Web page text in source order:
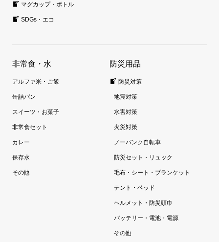
マグカップ・ボトル
SDGs・エコ
非常食・水
アルファ米・ご飯
缶詰パン
スイーツ・お菓子
非常食セット
カレー
保存水
その他
防災用品
防災対策
地震対策
水害対策
火災対策
ノーパンク自転車
防災セット・リュック
毛布・シート・ブランケット
テント・ベッド
ヘルメット・防災頭巾
バッテリー・電池・電源
その他